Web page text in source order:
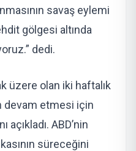
savaş eylemi
gölgesi altında
dedi.
üzere olan iki haftalık
devam etmesi için
açıkladı. ABD’nin
süreceğini